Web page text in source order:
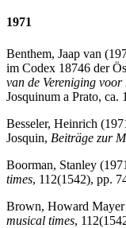
1971
Benthem, Jaap van
im Codex 18746 der
van de Vereniging voor
Josquinum a Prato, ca.
Besseler, Heinrich
Josquin, Beiträge zur
Boorman, Stanley
times, 112(1542), pp.
Brown, Howard Mayer
musical times,